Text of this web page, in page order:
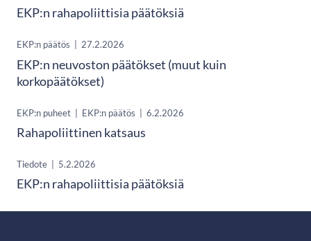
EKP:n rahapoliittisia päätöksiä
EKP:n päätös 27.2.2026
EKP:n neuvoston päätökset (muut kuin
korkopäätökset)
EKP:n puheet | EKP:n päätös | 6.2.2026
Rahapoliittinen katsaus
Tiedote 5.2.2026
EKP:n rahapoliittisia päätöksiä